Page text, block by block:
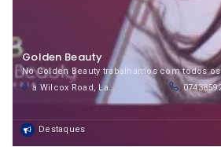
Golden Beauty
No Golden Beauty trabalhamos com todos
a Wilcox Road, Lambeth, London, SW8 2UX, United Kingdom
Destaques